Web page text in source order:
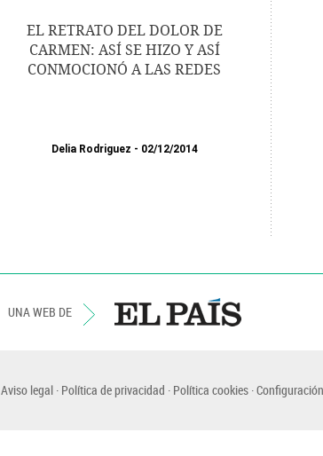
EL RETRATO DEL DOLOR DE
CARMEN: ASÍ SE HIZO Y ASÍ
CONMOCIONÓ A LAS REDES
Delia Rodriguez 02/12/2014
UNA WEB DE
Aviso legal Política de privacidad Política cookies